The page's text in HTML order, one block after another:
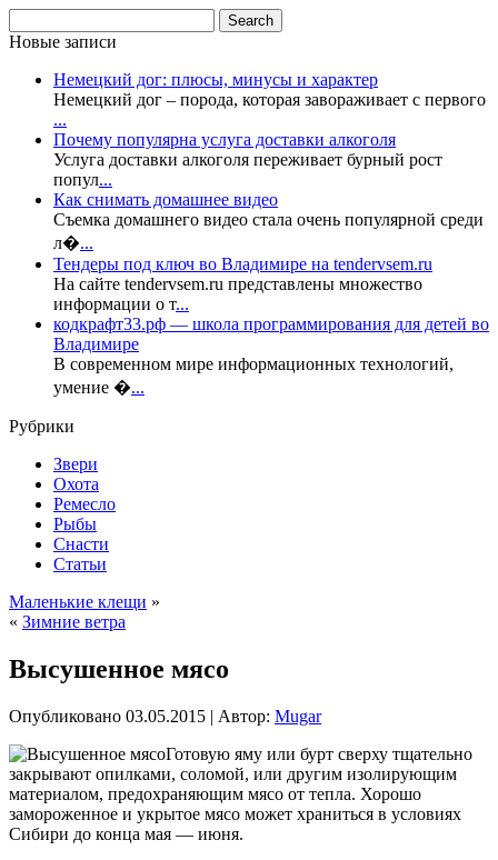
Новые записи
Немецкий дог: плюсы, минусы и характер
Немецкий дог – порода, которая завораживает с первого
...
Почему популярна услуга доставки алкоголя
Услуга доставки алкоголя переживает бурный рост
попул...
Как снимать домашнее видео
Съемка домашнего видео стала очень популярной среди
л�...
Тендеры под ключ во Владимире на tendervsem.ru
На сайте tendervsem.ru представлены множество
информации о т...
кодкрафт33.рф — школа программирования для детей во
Владимире
В современном мире информационных технологий,
умение �...
Рубрики
Звери
Охота
Ремесло
Рыбы
Снасти
Статьи
Маленькие клещи »
« Зимние ветра
Высушенное мясо
Опубликовано 03.05.2015 | Автор: Mugar
Готовую яму или бурт сверху тщательно
закрывают опилками, соломой, или другим изолирующим
материалом, предохраняющим мясо от тепла. Хорошо
замороженное и укрытое мясо может храниться в условиях
Сибири до конца мая — июня.